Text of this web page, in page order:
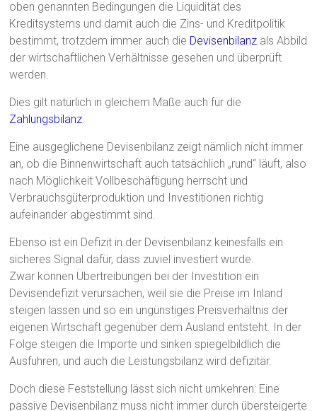
oben genannten Bedingungen die Liquidität des
Kreditsystems und damit auch die Zins- und Kreditpolitik
bestimmt, trotzdem immer auch die Devisenbilanz als Abbild
der wirtschaftlichen Verhältnisse gesehen und überprüft
werden.
Dies gilt natürlich in gleichem Maße auch für die
Zahlungsbilanz.
Eine ausgeglichene Devisenbilanz zeigt nämlich nicht immer
an, ob die Binnenwirtschaft auch tatsächlich „rund“ läuft, also
nach Möglichkeit Vollbeschäftigung herrscht und
Verbrauchsgüterproduktion und Investitionen richtig
aufeinander abgestimmt sind.
Ebenso ist ein Defizit in der Devisenbilanz keinesfalls ein
sicheres Signal dafür, dass zuviel investiert wurde.
Zwar können Übertreibungen bei der Investition ein
Devisendefizit verursachen, weil sie die Preise im Inland
steigen lassen und so ein ungünstiges Preisverhältnis der
eigenen Wirtschaft gegenüber dem Ausland entsteht. In der
Folge steigen die Importe und sinken spiegelbildlich die
Ausfuhren, und auch die Leistungsbilanz wird defizitär.
Doch diese Feststellung lässt sich nicht umkehren: Eine
passive Devisenbilanz muss nicht immer durch übersteigerte